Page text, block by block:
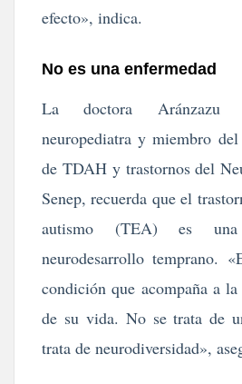
efecto», indica.
No es una enfermedad
La doctora Aránzazu
neuropediatra y miembro
de TDAH y trastornos del
Senep, recuerda que el
autismo (TEA) es
neurodesarrollo temprano.
condición que acompaña a
de su vida. No se trata de
trata de neurodiversidad»,